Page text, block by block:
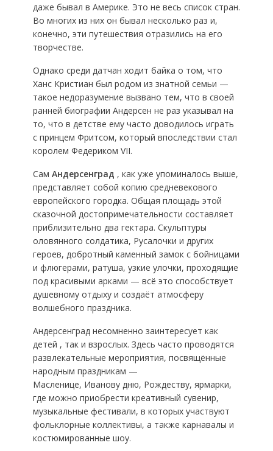
даже бывал в Америке. Это не весь список стран.
Во многих из них он бывал несколько раз и,
конечно, эти путешествия отразились на его
творчестве.
Однако среди датчан ходит байка о том, что
Ханс Кристиан был родом из знатной семьи —
такое недоразумение вызвано тем, что в своей
ранней биографии Андерсен не раз указывал на
то, что в детстве ему часто доводилось играть
с принцем Фритсом, который впоследствии стал
королем Федериком VII.
Сам Андерсенград , как уже упоминалось выше,
представляет собой копию средневекового
европейского городка. Общая площадь этой
сказочной достопримечательности составляет
приблизительно два гектара. Скульптуры
оловянного солдатика, Русалочки и других
героев, добротный каменный замок с бойницами
и флюгерами, ратуша, узкие улочки, проходящие
под красивыми арками — всё это способствует
душевному отдыху и создаёт атмосферу
волшебного праздника.
Андерсенград несомненно заинтересует как
детей , так и взрослых. Здесь часто проводятся
развлекательные мероприятия, посвящённые
народным праздникам —
Масленице, Иванову дню, Рождеству, ярмарки,
где можно приобрести креативный сувенир,
музыкальные фестивали, в которых участвуют
фольклорные коллективы, а также карнавалы и
костюмированные шоу.